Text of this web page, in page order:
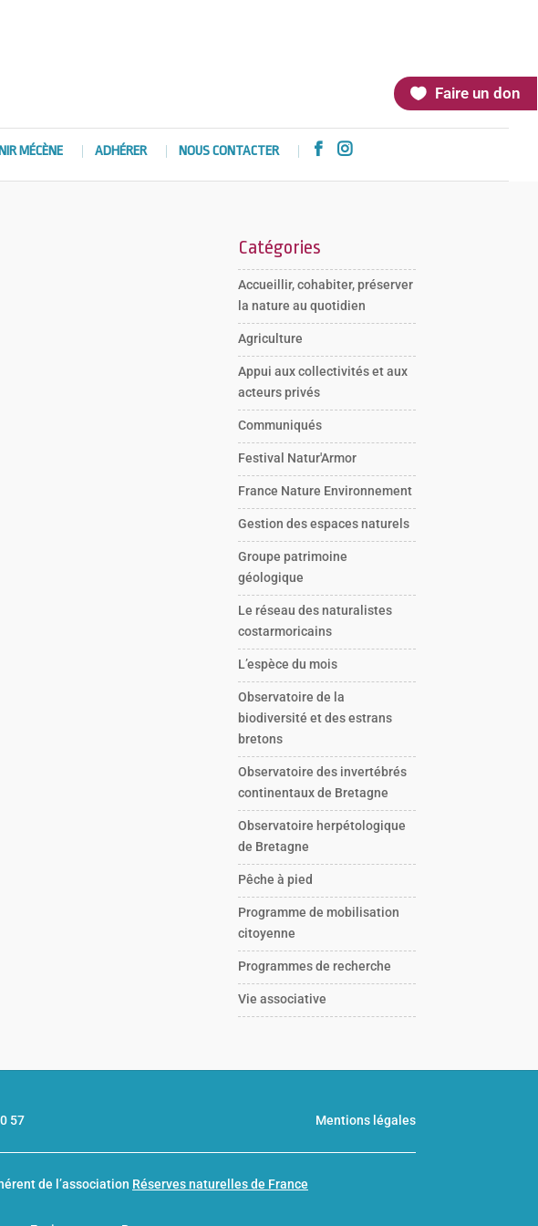
Faire un don
MÉCÈNE ADHÉRER NOUS CONTACTER  
Catégories
Accueillir, cohabiter, préserver
la nature au quotidien
Agriculture
Appui aux collectivités et aux
acteurs privés
Communiqués
Festival Natur'Armor
France Nature Environnement
Gestion des espaces naturels
Groupe patrimoine
géologique
Le réseau des naturalistes
costarmoricains
L’espèce du mois
Observatoire de la
biodiversité et des estrans
bretons
Observatoire des invertébrés
continentaux de Bretagne
Observatoire herpétologique
de Bretagne
Pêche à pied
Programme de mobilisation
citoyenne
Programmes de recherche
Vie associative
57 Mentions légales
de l’association Réserves naturelles de France